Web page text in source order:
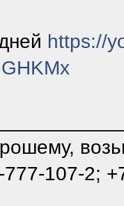
https://
777-107-2;